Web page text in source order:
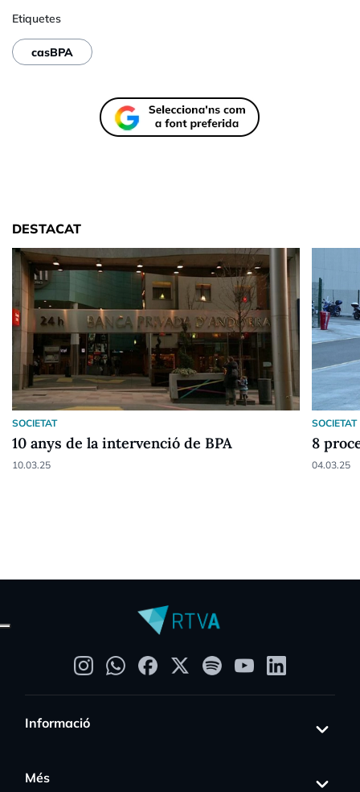
Etiquetes
casBPA
DESTACAT
SOCIETAT
10 anys de la intervenció de BPA
10.03.25
SOCIETAT
8
04.03.25
Informació
Més